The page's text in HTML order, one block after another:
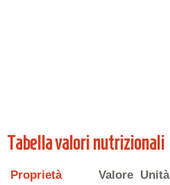
Tabella valori nutrizionali
Proprietà Valore Unità